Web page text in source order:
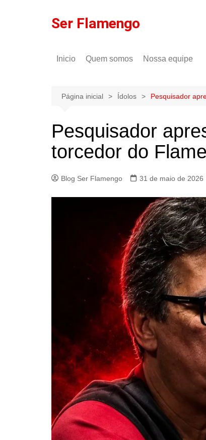
Ser Flamengo
Inicio Quem somos
Política de privacidade
Nossa equipe
Gilson Lima
Página inicial Ídolos Pesquisador
Pesquisador
torcedor do
Blog Ser Flamengo 31 de maio de 2026